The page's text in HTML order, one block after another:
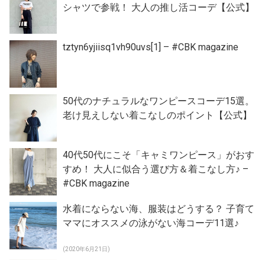
シャツで参戦！ 大人の推し活コーデ【公式】
tztyn6yjiisq1vh90uvs[1] – #CBK magazine
50代のナチュラルなワンピースコーデ15選。
老け見えしない着こなしのポイント【公式】
40代50代にこそ「キャミワンピース」がおす
すめ！ 大人に似合う選び方＆着こなし方♪ –
#CBK magazine
水着にならない海、服装はどうする？ 子育て
ママにオススメの泳がない海コーデ11選♪
(2020年6月21日)